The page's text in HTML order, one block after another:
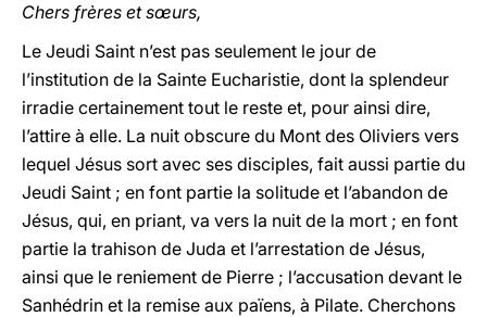
Chers frères et sœurs,
Le Jeudi Saint n’est pas seulement le jour de
l’institution de la Sainte Eucharistie, dont la splendeur
irradie certainement tout le reste et, pour ainsi dire,
l’attire à elle. La nuit obscure du Mont des Oliviers vers
lequel Jésus sort avec ses disciples, fait aussi partie du
Jeudi Saint ; en font partie la solitude et l’abandon de
Jésus, qui, en priant, va vers la nuit de la mort ; en font
partie la trahison de Juda et l’arrestation de Jésus,
ainsi que le reniement de Pierre ; l’accusation devant le
Sanhédrin et la remise aux païens, à Pilate. Cherchons